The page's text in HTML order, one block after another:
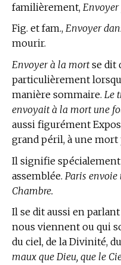
familièrement, Envoyer
Fig. et fam., Envoyer
mourir.
Envoyer à la mortse dit
particulièrement
manière sommaire. Le
envoyait à la mort une
aussi figurément
grand péril, à une mort
Il signifie
assemblée. Paris envoie
Chambre.
Il se dit aussi en
nous viennent ou qui
du ciel, de la Divinité,
maux que Dieu, que le